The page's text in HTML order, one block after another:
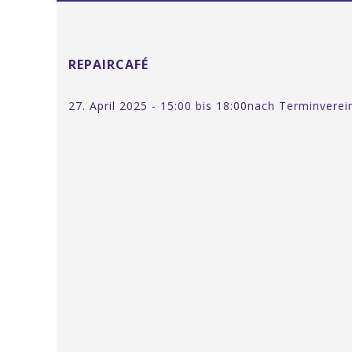
REPAIRCAFÉ
27. April 2025 - 15:00 bis 18:00nach